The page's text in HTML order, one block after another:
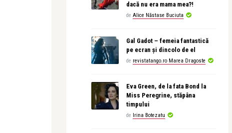
dacă nu era mama mea?!
de Alice Năstase Buciuta
Gal Gadot – femeia fantastică
pe ecran și dincolo de el
de revistatango.ro Marea Dragoste
Eva Green, de la fata Bond la
Miss Peregrine, stăpâna
timpului
de Irina Botezatu